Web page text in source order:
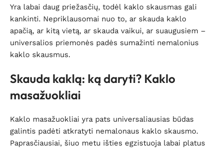
Yra labai daug priežasčių, todėl kaklo skausmas gali
kankinti. Nepriklausomai nuo to, ar skauda kaklo
apačią, ar kitą vietą, ar skauda vaikui, ar suaugusiem –
universalios priemonės padės sumažinti nemalonius
kaklo skausmus.
Skauda kaklą: ką daryti? Kaklo
masažuokliai
Kaklo masažuokliai yra pats universaliausias būdas
galintis padėti atkratyti nemalonaus kaklo skausmo.
Paprasčiausiai, šiuo metu išties egzistuoja labai platus